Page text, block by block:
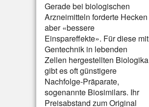
Gerade bei biologischen
Arzneimitteln forderte Hecken
aber «bessere
Einspareffekte». Für diese mit
Gentechnik in lebenden
Zellen hergestellten Biologika
gibt es oft günstigere
Nachfolge-Präparate,
sogenannte Biosimilars. Ihr
Preisabstand zum Original